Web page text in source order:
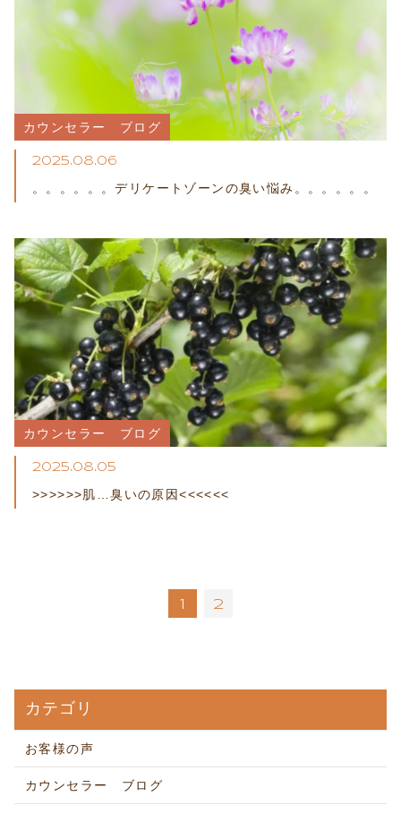
カウンセラー　ブログ
2025.08.06
。。。。。。デリケートゾーンの臭い悩み。。。。。。
カウンセラー　ブログ
2025.08.05
>>>>>>肌…臭いの原因<<<<<<
1 2
カテゴリ
お客様の声
カウンセラー ブログ